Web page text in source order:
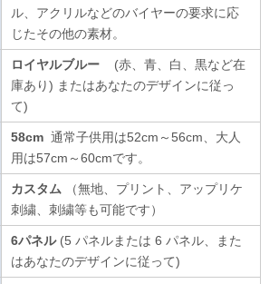
ル、アクリルなどのバイヤーの要求に応
じたその他の素材。
ロイヤルブルー
(赤、青、白、黒など在
庫あり) またはあなたのデザインに従っ
て)
58cm 通常子供用は52cm～56cm、大人
用は57cm～60cmです。
カスタム （無地、プリント、アップリケ
刺繍、刺繍等も可能です）
6パネル (5 パネルまたは 6 パネル、また
はあなたのデザインに従って)